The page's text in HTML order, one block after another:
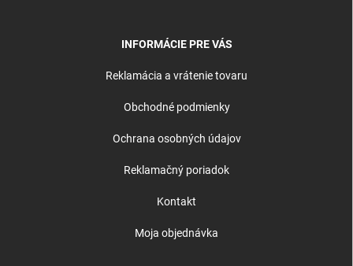
INFORMÁCIE PRE VÁS
Reklamácia a vrátenie tovaru
Obchodné podmienky
Ochrana osobných údajov
Reklamačný poriadok
Kontakt
Moja objednávka